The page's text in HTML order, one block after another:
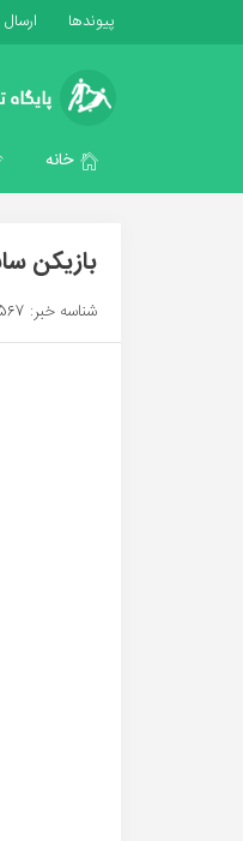
پیوندها
خانه
بازیکن
شناسه خبر: 28567